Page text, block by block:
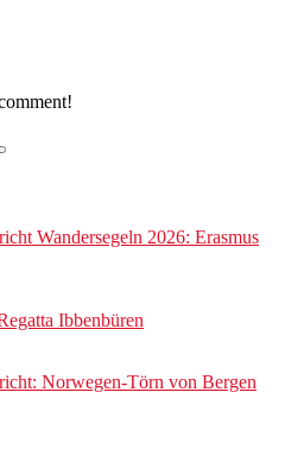
Wandersegeln 2026: Erasmus
Ibbenbüren
Norwegen-Törn von Bergen